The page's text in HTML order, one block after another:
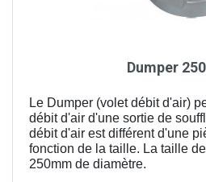
Dumper
Le Dumper (volet débit d'air)
débit d'air d'une sortie de
débit d'air est différent d'une
fonction de la taille. La taille
250mm de diamètre.